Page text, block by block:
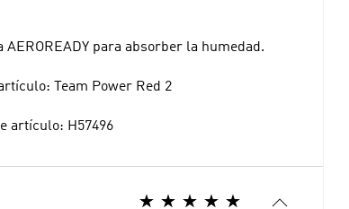
AEROREADY para absorber la humedad.
Team Power Red 2
artículo: H57496